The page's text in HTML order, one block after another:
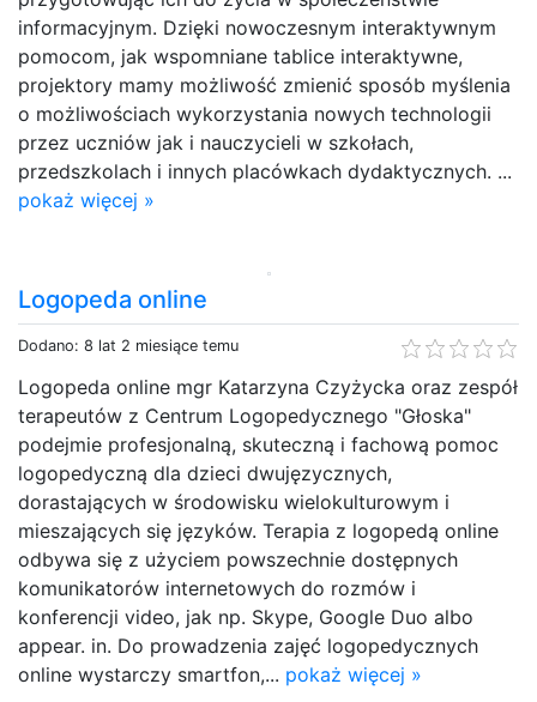
informacyjnym. Dzięki nowoczesnym interaktywnym
pomocom, jak wspomniane tablice interaktywne,
projektory mamy możliwość zmienić sposób myślenia
o możliwościach wykorzystania nowych technologii
przez uczniów jak i nauczycieli w szkołach,
przedszkolach i innych placówkach dydaktycznych. ...
pokaż więcej »
Logopeda online
Dodano: 8 lat 2 miesiące temu
Logopeda online mgr Katarzyna Czyżycka oraz zespół
terapeutów z Centrum Logopedycznego "Głoska"
podejmie profesjonalną, skuteczną i fachową pomoc
logopedyczną dla dzieci dwujęzycznych,
dorastających w środowisku wielokulturowym i
mieszających się języków. Terapia z logopedą online
odbywa się z użyciem powszechnie dostępnych
komunikatorów internetowych do rozmów i
konferencji video, jak np. Skype, Google Duo albo
appear. in. Do prowadzenia zajęć logopedycznych
online wystarczy smartfon,... pokaż więcej »